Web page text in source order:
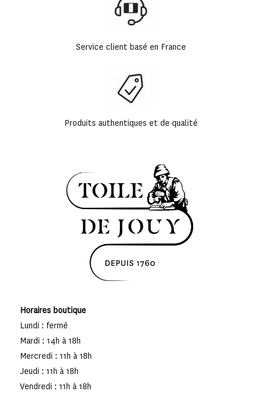
Service client basé en France
Produits authentiques et de qualité
Horaires boutique
Lundi : fermé
Mardi : 14h à 18h
Mercredi : 11h à 18h
Jeudi : 11h à 18h
Vendredi : 11h à 18h